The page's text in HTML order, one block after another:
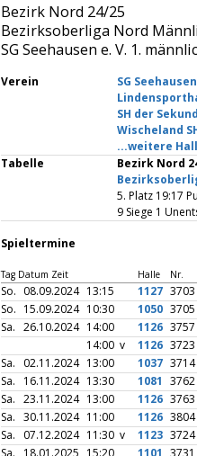
Bezirk Nord 24/25
Bezirksoberliga Nord
SG Seehausen e. V. 1.
Verein
SG
SH der
Wischeland
...weitere
Tabelle
Bezirk Nord
5. Platz 19:17
9 Siege 1
Spieltermine
Tag Datum Zeit Halle Nr.
So. 08.09.2024 13:15 1127 3703
So. 15.09.2024 10:30 1050 3705
Sa. 26.10.2024 14:00 1126 3757
14:00 v
1126 3723
Sa.
02.11.2024 13:00 1037 3714
Sa.
16.11.2024 13:30 1081 3762
Sa. 23.11.2024 13:00 1126 3763
Sa. 30.11.2024 11:00 1126 3804
Sa.
07.12.2024 11:30 v 1123 3724
Sa.
18.01.2025 15:20 1101 3731